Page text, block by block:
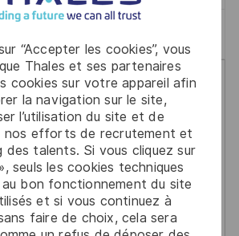
“Accepter les cookies”, vous
Thales et ses partenaires
cookies sur votre appareil afin
la navigation sur le site,
l’utilisation du site et de
nos efforts de recrutement et
des talents. Si vous cliquez sur
seuls les cookies techniques
au bon fonctionnement du site
et si vous continuez à
faire de choix, cela sera
pas d’emploi pour vos
de recherche.